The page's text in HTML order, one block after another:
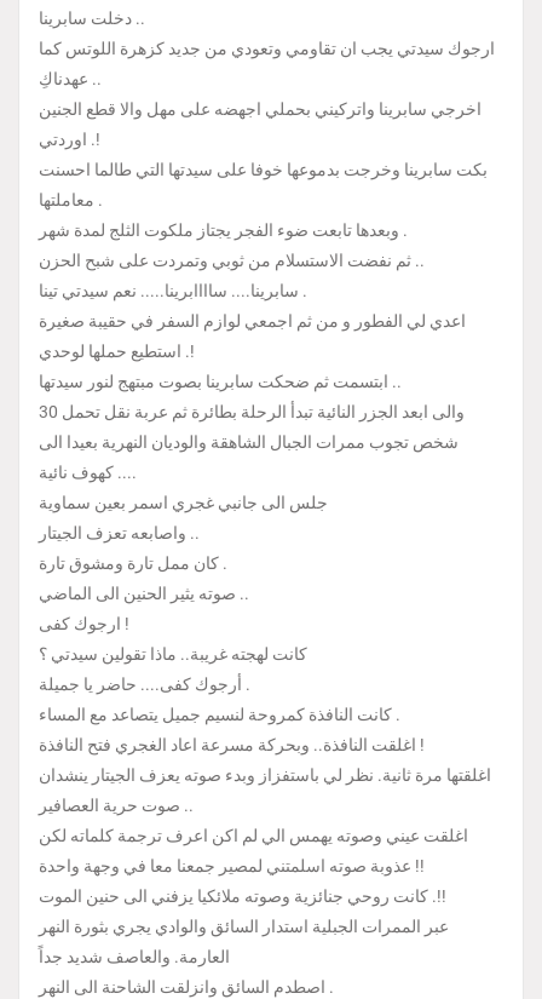
دخلت سابرينا ..
ارجوك سيدتي يجب ان تقاومي وتعودي من جديد كزهرة اللوتس كما
عهدناكِ ..
اخرجي سابرينا واتركيني بحملي اجهضه على مهل والا قطع الجنين
اوردتي .!
بكت سابرينا وخرجت بدموعها خوفا على سيدتها التي طالما احسنت
معاملتها .
وبعدها تابعت ضوء الفجر يجتاز ملكوت الثلج لمدة شهر .
ثم نفضت الاستسلام من ثوبي وتمردت على شبح الحزن ..
سابرينا.... ساااابرينا..... نعم سيدتي تينا .
اعدي لي الفطور و من ثم اجمعي لوازم السفر في حقيبة صغيرة
استطيع حملها لوحدي .!
ابتسمت ثم ضحكت سابرينا بصوت مبتهج لنور سيدتها ..
والى ابعد الجزر النائية تبدأ الرحلة بطائرة ثم عربة نقل تحمل 30
شخص تجوب ممرات الجبال الشاهقة والوديان النهرية بعيدا الى
كهوف نائية ....
جلس الى جانبي غجري اسمر بعين سماوية
واصابعه تعزف الجيتار ..
كان ممل تارة ومشوق تارة .
صوته يثير الحنين الى الماضي ..
ارجوك كفى !
كانت لهجته غريبة.. ماذا تقولين سيدتي ؟
أرجوك كفى.... حاضر يا جميلة .
كانت النافذة كمروحة لنسيم جميل يتصاعد مع المساء .
اغلقت النافذة.. وبحركة مسرعة اعاد الغجري فتح النافذة !
اغلقتها مرة ثانية. نظر لي باستفزاز وبدء صوته يعزف الجيتار ينشدان
صوت حرية العصافير ..
اغلقت عيني وصوته يهمس الي لم اكن اعرف ترجمة كلماته لكن
عذوبة صوته اسلمتني لمصير جمعنا معا في وجهة واحدة !!
كانت روحي جنائزية وصوته ملائكيا يزفني الى حنين الموت .!!
عبر الممرات الجبلية استدار السائق والوادي يجري بثورة النهر
العارمة. والعاصف شديد جداً
اصطدم السائق وانزلقت الشاحنة الى النهر .